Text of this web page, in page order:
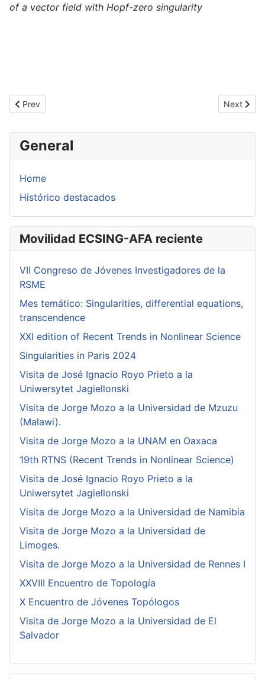
General
Home
Histórico destacados
Movilidad ECSING-AFA reciente
VII Congreso de Jóvenes Investigadores de la
RSME
Mes temático: Singularities, differential equations,
transcendence
XXI edition of Recent Trends in Nonlinear Science
Singularities in Paris 2024
Visita de José Ignacio Royo Prieto a la
Uniwersytet Jagiellonski
Visita de Jorge Mozo a la Universidad de Mzuzu
(Malawi).
Visita de Jorge Mozo a la UNAM en Oaxaca
19th RTNS (Recent Trends in Nonlinear Science)
Visita de José Ignacio Royo Prieto a la
Uniwersytet Jagiellonski
Visita de Jorge Mozo a la Universidad de Namibia
Visita de Jorge Mozo a la Universidad de
Limoges.
Visita de Jorge Mozo a la Universidad de Rennes I
XXVIII Encuentro de Topología
X Encuentro de Jóvenes Topólogos
Visita de Jorge Mozo a la Universidad de El
Salvador
of a vector field with Hopf-zero singularity
Previous article: XXI edition of Recent Trends in Nonlinear
Prev Next
Next